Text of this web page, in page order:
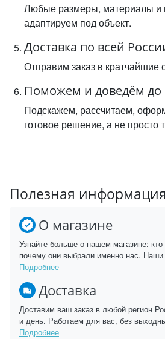
Любые размеры, материалы и
адаптируем под объект.
Доставка по всей
Отправим заказ в кратчайшие
Поможем и доведём до
Подскажем, рассчитаем,
готовое решение, а не просто
Полезная информация
О магазине
Узнайте больше о нашем магазине:
почему они выбрали именно нас. Наши
Подробнее
Доставка
Доставим ваш заказ в любой регион
и день. Работаем для вас, без
Подробнее